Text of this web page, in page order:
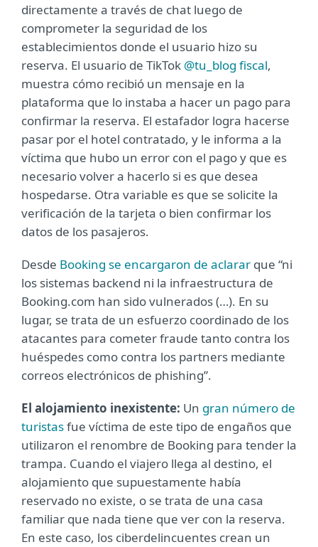
directamente a través de chat luego de
comprometer la seguridad de los
establecimientos donde el usuario hizo su
reserva. El usuario de TikTok @tu_blog fiscal,
muestra cómo recibió un mensaje en la
plataforma que lo instaba a hacer un pago para
confirmar la reserva. El estafador logra hacerse
pasar por el hotel contratado, y le informa a la
víctima que hubo un error con el pago y que es
necesario volver a hacerlo si es que desea
hospedarse. Otra variable es que se solicite la
verificación de la tarjeta o bien confirmar los
datos de los pasajeros.
Desde Booking se encargaron de aclarar que “ni
los sistemas backend ni la infraestructura de
Booking.com han sido vulnerados (…). En su
lugar, se trata de un esfuerzo coordinado de los
atacantes para cometer fraude tanto contra los
huéspedes como contra los partners mediante
correos electrónicos de phishing”.
El alojamiento inexistente: Un gran número de
turistasfue víctima de este tipo de engaños que
utilizaron el renombre de Booking para tender la
trampa. Cuando el viajero llega al destino, el
alojamiento que supuestamente había
reservado no existe, o se trata de una casa
familiar que nada tiene que ver con la reserva.
En este caso, los ciberdelincuentes crean un